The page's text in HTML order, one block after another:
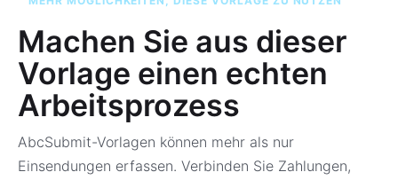
Machen Sie aus dieser
Vorlage einen echten
Arbeitsprozess
AbcSubmit-Vorlagen können mehr als nur
Einsendungen erfassen. Verbinden Sie Zahlungen,